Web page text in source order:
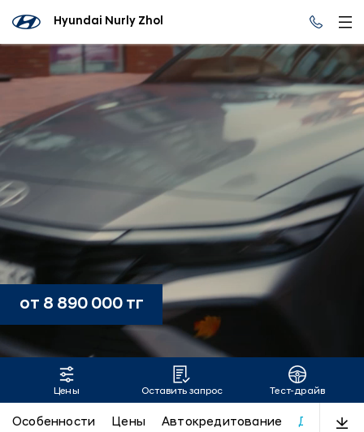
Hyundai Nurly Zhol
ELANTRA
от 8 890 000 тг
Цены Оставить запрос Тест-драйв
Особенности Цены Автокредитование Дизайн